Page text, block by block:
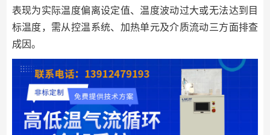
表现为实际温度偏离设定值、温度波动过大或无法达到目
标温度，需从控温系统、加热单元及介质流动三方面排查
成因。